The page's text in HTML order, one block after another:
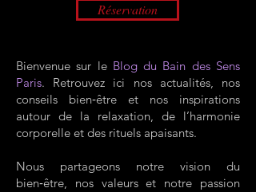
Réservation
Bienvenue sur le Blog du Bain des Sens
Paris. Retrouvez ici nos actualités, nos
conseils bien‑être et nos inspirations
autour de la relaxation, de l’harmonie
corporelle et des rituels apaisants.
Nous partageons notre vision du
bien‑être, nos valeurs et notre passion